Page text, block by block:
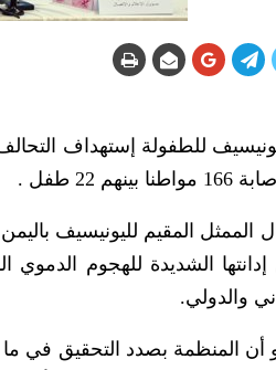
للطفولة إستهداف
22 طفل .
الممثل المقيم لليونيسيف
الشديدة للهجوم
والدولي.
أن المنظمة بصدد التحقيق في